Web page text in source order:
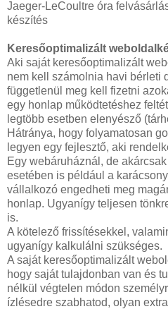
Jaeger-LeCoultre óra
készítés
Keresőoptimalizált
Aki saját keresőoptimalizált
nem kell számolnia havi bérleti
függetlenül meg kell fizetni
egy honlap működtetéshez
legtöbb esetben elenyésző
Hátránya, hogy folyamatosan
legyen egy fejlesztő, aki
Egy webáruháznál, de
esetében is például a
vállalkozó engedheti meg
honlap. Ugyanígy teljesen
is.
A kötelező frissítésekkel,
ugyanígy kalkulálni szükséges.
A saját keresőoptimalizált
hogy saját tulajdonban van és
nélkül végtelen módon
ízlésedre szabhatod, olyan